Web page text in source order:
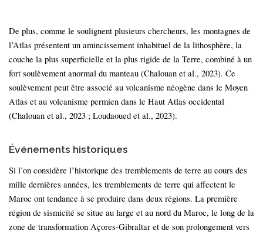
De plus, comme le soulignent plusieurs chercheurs, les montagnes de
l’Atlas présentent un amincissement inhabituel de la lithosphère, la
couche la plus superficielle et la plus rigide de la Terre, combiné à un
fort soulèvement anormal du manteau (Chalouan et al., 2023). Ce
soulèvement peut être associé au volcanisme néogène dans le Moyen
Atlas et au volcanisme permien dans le Haut Atlas occidental
(Chalouan et al., 2023 ; Loudaoued et al., 2023).
Événements historiques
Si l’on considère l’historique des tremblements de terre au cours des
mille dernières années, les tremblements de terre qui affectent le
Maroc ont tendance à se produire dans deux régions. La première
région de sismicité se situe au large et au nord du Maroc, le long de la
zone de transformation Açores-Gibraltar et de son prolongement vers